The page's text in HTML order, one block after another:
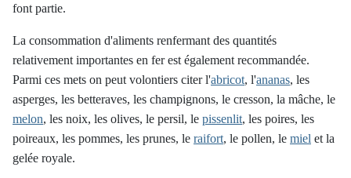
font partie.
La consommation d'aliments renfermant des quantités
relativement importantes en fer est également recommandée.
Parmi ces mets on peut volontiers citer l'abricot, l'ananas, les
asperges, les betteraves, les champignons, le cresson, la mâche, le
melon, les noix, les olives, le persil, le pissenlit, les poires, les
poireaux, les pommes, les prunes, le raifort, le pollen, le miel et la
gelée royale.